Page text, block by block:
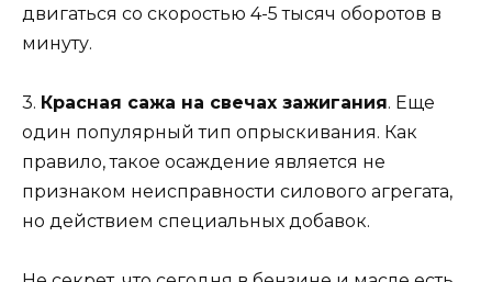
двигаться со скоростью 4-5 тысяч оборотов в
минуту.
3. Красная сажа на свечах зажигания. Еще
один популярный тип опрыскивания. Как
правило, такое осаждение является не
признаком неисправности силового агрегата,
но действием специальных добавок.